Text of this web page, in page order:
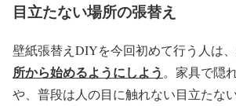
目立たない場所の張替え
壁紙張替えDIYを今回初めて行う人は、
所から始めるようにしよう 。家具で隠
や、普段は人の目に触れない目立たな